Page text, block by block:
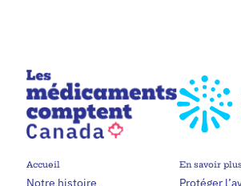
Accueil En savoir plus